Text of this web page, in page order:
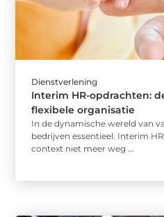
Dienstverlening
Interim HR-opdrachten:
flexibele organisatie
In de dynamische wereld van
bedrijven essentieel. Interim
context niet meer weg ...